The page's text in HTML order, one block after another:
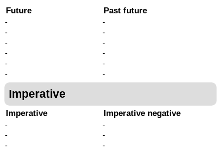
Future
-
-
-
-
-
-
Past future
-
-
-
-
-
-
Imperative
Imperative
-
-
-
Imperative negative
-
-
-